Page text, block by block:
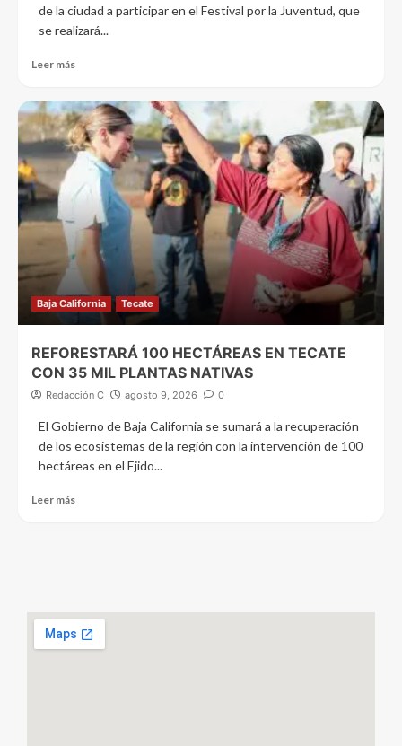
de la ciudad a participar en el Festival por la Juventud, que
se realizará...
Leer más
Baja California Tecate
REFORESTARÁ 100 HECTÁREAS EN TECATE
CON 35 MIL PLANTAS NATIVAS
Redacción C agosto 9, 2026 0
El Gobierno de Baja California se sumará a la recuperación
de los ecosistemas de la región con la intervención de 100
hectáreas en el Ejido...
Leer más